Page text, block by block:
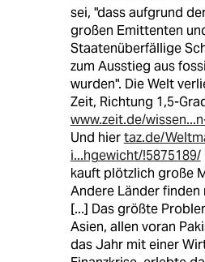
sei, "dass aufgrund
großen Emittenten
Staatenüberfällige
zum Ausstieg aus
wurden". Die Welt
Zeit, Richtung 1,5-
www.zeit.de/
Und hiertaz.de/
i...hgewicht/!5875189/
kauft plötzlich große
Andere Länder
[...] Das größte
Asien, allen voran
das Jahr mit einer